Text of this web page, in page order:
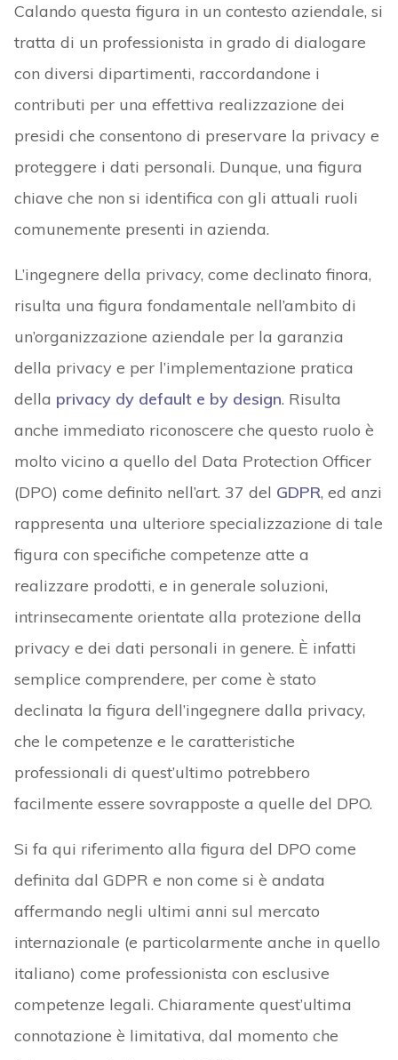
Calando questa figura in un contesto aziendale, si
tratta di un professionista in grado di dialogare
con diversi dipartimenti, raccordandone i
contributi per una effettiva realizzazione dei
presidi che consentono di preservare la privacy e
proteggere i dati personali. Dunque, una figura
chiave che non si identifica con gli attuali ruoli
comunemente presenti in azienda.
L’ingegnere della privacy, come declinato finora,
risulta una figura fondamentale nell’ambito di
un’organizzazione aziendale per la garanzia
della privacy e per l’implementazione pratica
della privacy dy default e by design. Risulta
anche immediato riconoscere che questo ruolo è
molto vicino a quello del Data Protection Officer
(DPO) come definito nell’art. 37 del GDPR, ed anzi
rappresenta una ulteriore specializzazione di tale
figura con specifiche competenze atte a
realizzare prodotti, e in generale soluzioni,
intrinsecamente orientate alla protezione della
privacy e dei dati personali in genere. È infatti
semplice comprendere, per come è stato
declinata la figura dell’ingegnere dalla privacy,
che le competenze e le caratteristiche
professionali di quest’ultimo potrebbero
facilmente essere sovrapposte a quelle del DPO.
Si fa qui riferimento alla figura del DPO come
definita dal GDPR e non come si è andata
affermando negli ultimi anni sul mercato
internazionale (e particolarmente anche in quello
italiano) come professionista con esclusive
competenze legali. Chiaramente quest’ultima
connotazione è limitativa, dal momento che